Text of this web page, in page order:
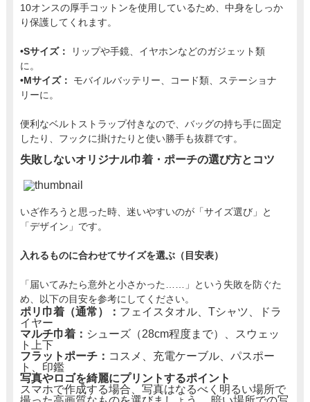
10オンスの厚手コットンを使用しているため、中身をしっか
り保護してくれます。
•Sサイズ：
リップや手鏡、イヤホンなどのガジェット類
に。
•Mサイズ：
モバイルバッテリー、コード類、ステーショナ
リーに。
便利なベルトストラップ付きなので、バッグの持ち手に固定
したり、フックに掛けたりと使い勝手も抜群です。
失敗しないオリジナル巾着・ポーチの選び方とコツ
いざ作ろうと思った時、迷いやすいのが「サイズ選び」と
「デザイン」です。
入れるものに合わせてサイズを選ぶ（目安表）
「届いてみたら意外と小さかった……」という失敗を防ぐた
め、以下の目安を参考にしてください。
ポリ巾着（通常）： フェイスタオル、Tシャツ、ドラ
イヤー
マルチ巾着： シューズ（28cm程度まで）、スウェッ
ト上下
フラットポーチ： コスメ、充電ケーブル、パスポー
ト、印鑑
写真やロゴを綺麗にプリントするポイント
スマホで作成する場合、写真はなるべく明るい場所で